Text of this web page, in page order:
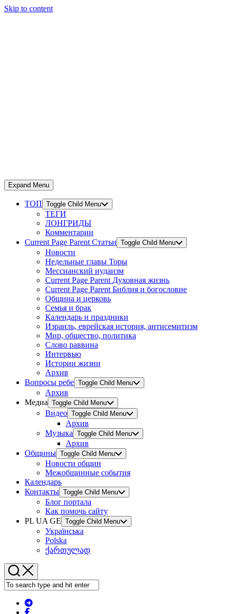
Skip to content
Expand Menu
ТОП Toggle Child Menu
ТЕГИ
ЛОНГРИДЫ
Комментарии
Current Page Parent Статьи Toggle Child Menu
Новости
Недельные главы Торы
Мессианский иудаизм
Current Page Parent Духовная жизнь
Current Page Parent Библия и богословие
Община и церковь
Семья и брак
Календарь и праздники
Израиль, еврейская история, антисемитизм
Мир, общество, политика
Слово раввина
Интервью
Истории жизни
Архив
Вопросы ребе Toggle Child Menu
Архив
Медиа Toggle Child Menu
Видео Toggle Child Menu
Архив
Музыка Toggle Child Menu
Архив
Общины Toggle Child Menu
Новости общин
Межобщинные события
Календарь
Контакты Toggle Child Menu
Блог портала
Как помочь сайту
PL UA GE Toggle Child Menu
Українська
Polska
ქართულად